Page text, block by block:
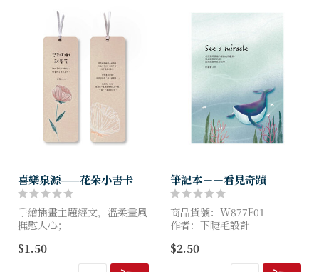
喜樂泉源——花朵小書卡
手繪插畫主題經文，溫柔畫風
撫慰人心；
適用。
$1.50
筆記本－－看見奇蹟
商品貨號：W877F01
作者：下睫毛設計
$2.50